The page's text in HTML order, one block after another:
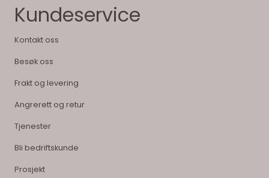
Kundeservice
Kontakt oss
Besøk oss
Frakt og levering
Angrerett og retur
Tjenester
Bli bedriftskunde
Prosjekt